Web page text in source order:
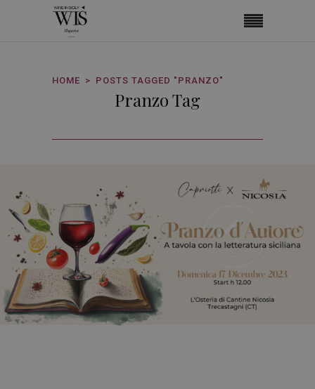
HOME POSTS TAGGED "PRANZO"
Pranzo Tag